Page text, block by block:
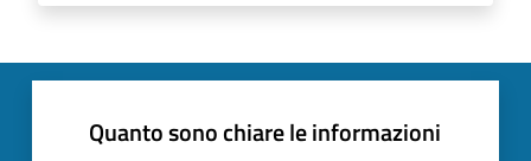
Quanto sono chiare le informazioni